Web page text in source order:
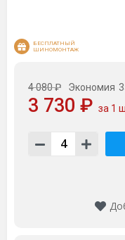
БЕСПЛАТНЫЙ
ШИНОМОНТАЖ
4 080 ₽ Экономия
3 730 ₽ за 1